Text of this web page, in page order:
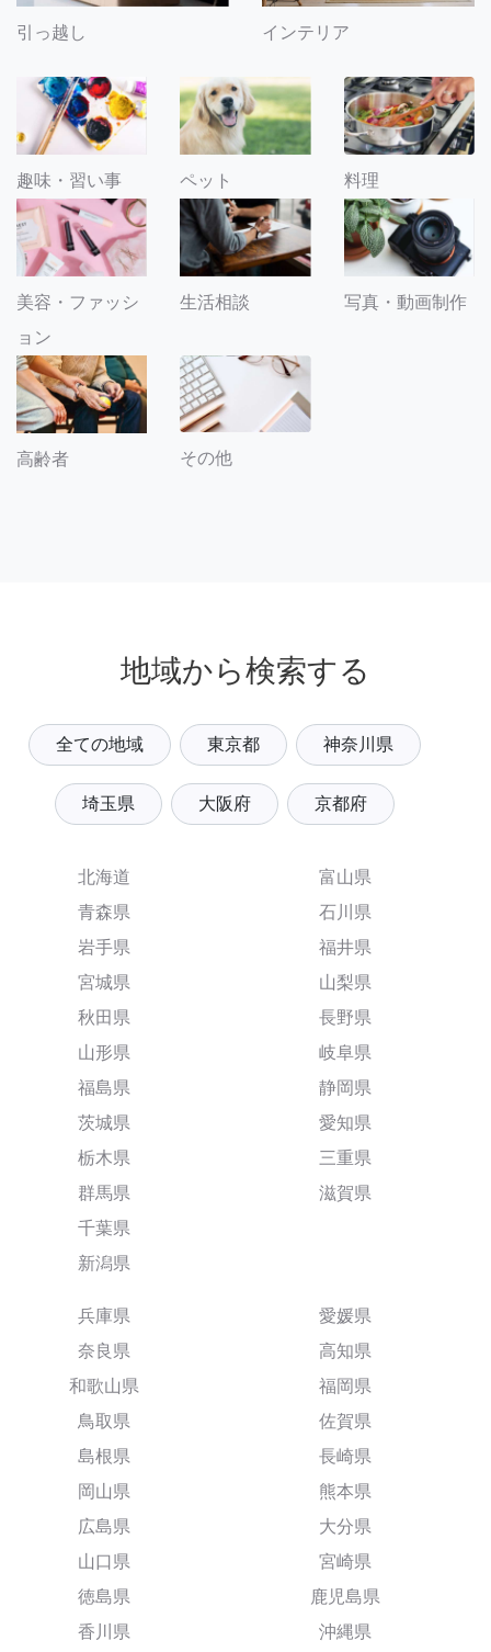
引っ越し インテリア
趣味・習い事 ペット 料理
美容・ファッシ
ョン
生活相談 写真・動画制作
高齢者 その他
地域から検索する
全ての地域 東京都 神奈川県
埼玉県 大阪府 京都府
北海道
青森県
岩手県
宮城県
秋田県
山形県
福島県
茨城県
栃木県
群馬県
千葉県
新潟県
富山県
石川県
福井県
山梨県
長野県
岐阜県
静岡県
愛知県
三重県
滋賀県
兵庫県
奈良県
和歌山県
鳥取県
島根県
岡山県
広島県
山口県
徳島県
香川県
愛媛県
高知県
福岡県
佐賀県
長崎県
熊本県
大分県
宮崎県
鹿児島県
沖縄県